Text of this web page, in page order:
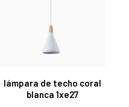
lámpara de techo coral
blanca 1xe27